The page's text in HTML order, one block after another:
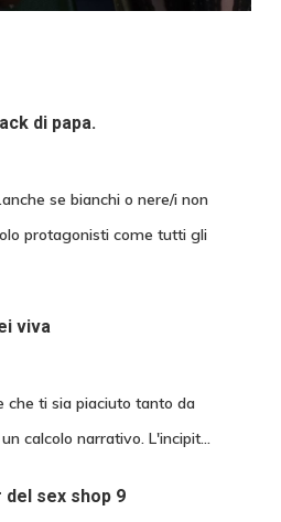
di papa.
se bianchi o nere/i non
protagonisti come tutti gli
viva
che ti sia piaciuto tanto da
calcolo narrativo. L'incipit…
del sex shop 9